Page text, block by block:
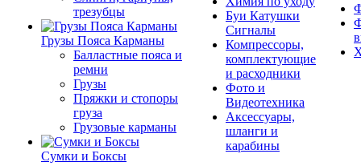
трезубцы
Грузы Пояса Карманы
Балластные пояса и
ремни
Грузы
Пряжки и стопоры
груза
Грузовые карманы
Сумки и Боксы
Буи Катушки
Сигналы
Компрессоры,
комплектующие
и расходники
Фото и
Видеотехника
Аксессуары,
шланги и
карабины